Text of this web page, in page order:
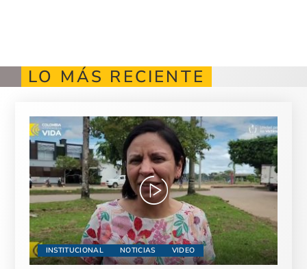
LO MÁS RECIENTE
INSTITUCIONAL NOTICIAS VIDEO